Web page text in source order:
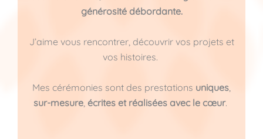
générosité débordante.
J’aime vous rencontrer, découvrir vos projets et
vos histoires.
Mes cérémonies sont des prestations uniques
sur-mesure écrites et réalisées avec le cœur.